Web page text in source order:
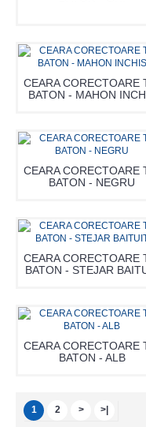
CEARA CORECTOARE
BATON - MAHON
CEARA CORECTOARE
BATON - NEGRU
CEARA CORECTOARE
BATON - STEJAR
CEARA CORECTOARE
BATON - ALB
1 2 > >|